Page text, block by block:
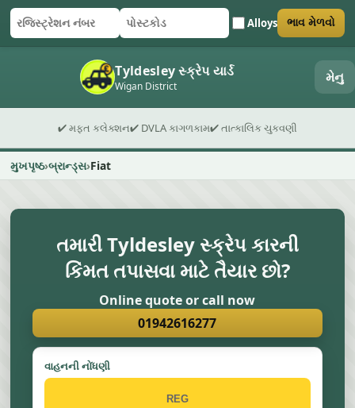
રજિસ્ટ્રેશન નંબર
પોસ્ટકોડ Alloys
ફોર્મ સબમિટ કરો ભાવ મેળવો
Tyldesley સ્ક્રેપ યાર્ડ
Wigan District મેનુ
✔ મફત કલેક્શન✔ DVLA કાગળકામ✔ તાત્કાલિક ચુકવણી
મુખપૃષ્ઠ બ્રાન્ડ્સ Fiat
તમારી Tyldesley સ્ક્રેપ કારની
કિંમત તપાસવા માટે તૈયાર છો?
Online quote or call now
01942616277
વાહનની નોંધણી